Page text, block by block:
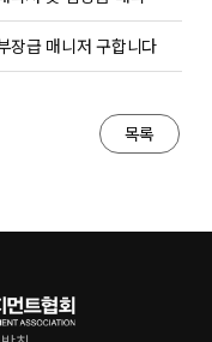
장급 매니저 구합니다
목록